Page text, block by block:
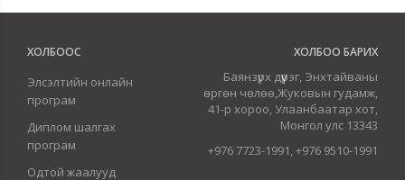
ХОЛБООС
Элсэлтийн онлайн
програм
Диплом шалгах
програм
Одтой жаалууд
ХОЛБОО БАРИХ
Баянзүрх дүүрэг, Энхтайваны
өргөн чөлөө,Жуковын гудамж,
41-р хороо, Улаанбаатар хот,
Монгол улс 13343
+976 7723-1991, +976 9510-1991